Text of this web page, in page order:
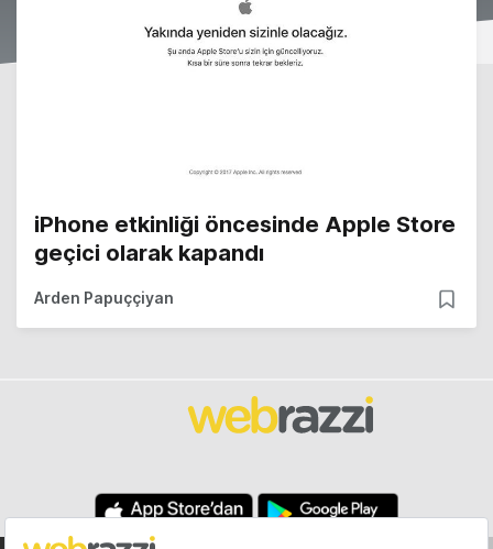
iPhone etkinliği öncesinde Apple Store
geçici olarak kapandı
Arden Papuççiyan